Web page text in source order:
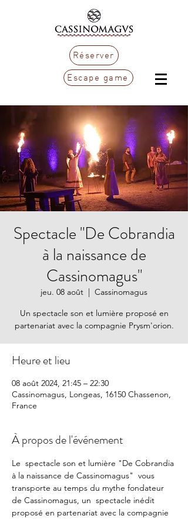
Réserver
Escape game
Spectacle "De Cobrandia
à la naissance de
Cassinomagus"
jeu. 08 août
  |
Cassinomagus
Un spectacle son et lumière proposé en
partenariat avec la compagnie Prysm'orion.
Heure et lieu
08 août 2024, 21:45 – 22:30
Cassinomagus, Longeas, 16150 Chassenon,
France
À propos de l'événement
Le  spectacle son et lumière "De Cobrandia
à la naissance de Cassinomagus"  vous
transporte au temps du mythe fondateur
de Cassinomagus, un  spectacle inédit
proposé en partenariat avec la compagnie